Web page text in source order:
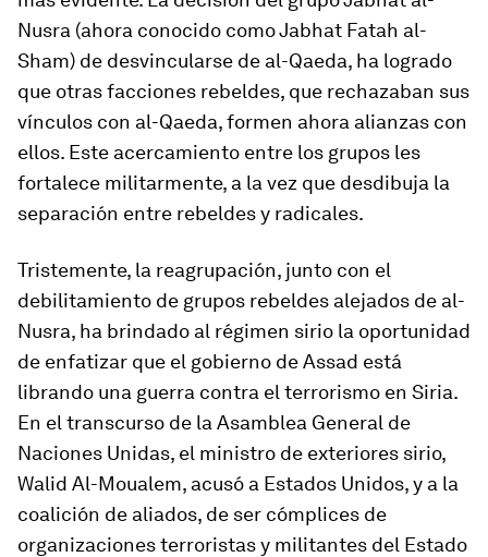
Nusra (ahora conocido como Jabhat Fatah al-
Sham) de desvincularse de al-Qaeda, ha logrado
que otras facciones rebeldes, que rechazaban sus
vínculos con al-Qaeda, formen ahora alianzas con
ellos. Este acercamiento entre los grupos les
fortalece militarmente, a la vez que desdibuja la
separación entre rebeldes y radicales.
Tristemente, la reagrupación, junto con el
debilitamiento de grupos rebeldes alejados de al-
Nusra, ha brindado al régimen sirio la oportunidad
de enfatizar que el gobierno de Assad está
librando una guerra contra el terrorismo en Siria.
En el transcurso de la Asamblea General de
Naciones Unidas, el ministro de exteriores sirio,
Walid Al-Moualem, acusó a Estados Unidos, y a la
coalición de aliados, de ser cómplices de
organizaciones terroristas y militantes del Estado